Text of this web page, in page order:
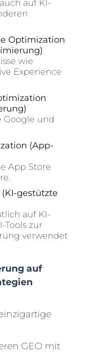
auf KI-
Optimization
wie
Experience
Google und
(App-
App Store
(KI-gestützte
auf KI-
Tools zur
verwendet
auf
GEO mit